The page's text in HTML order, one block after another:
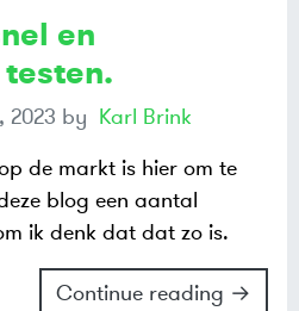
en
2023 by Karl Brink
de markt is hier om te
blog een aantal
ik denk dat dat zo is.
Continue reading →